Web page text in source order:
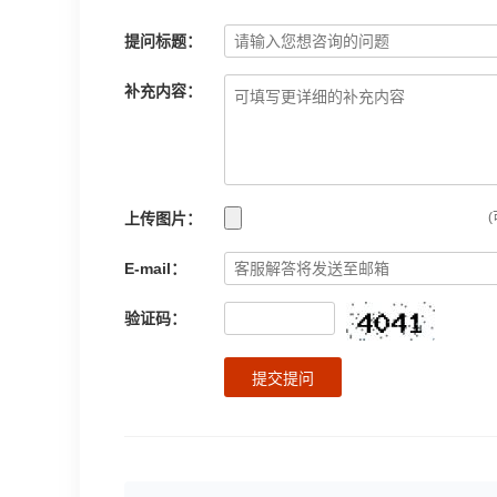
提问标题：
补充内容：
上传图片： (
E-mail：
验证码：
提交提问